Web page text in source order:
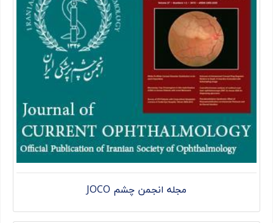
مجله انجمن چشم JOCO